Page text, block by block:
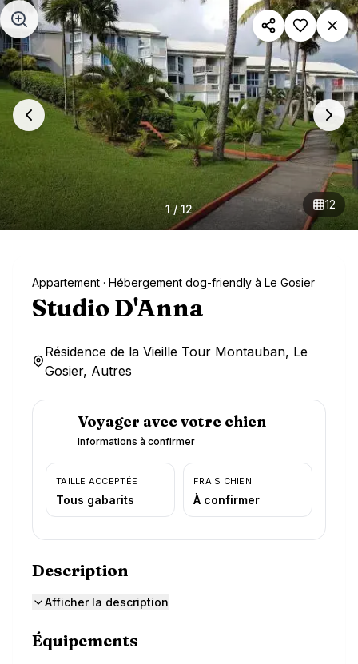
Aller au contenu principal
1/12 12
Appartement · Hébergement dog-friendly à Le Gosier
Studio D'Anna
Résidence de la Vieille Tour Montauban, Le
Gosier, Autres
Voyager avec votre chien
Informations à confirmer
TAILLE ACCEPTÉE
Tous gabarits
FRAIS CHIEN
À confirmer
Description
Afficher la description
Équipements